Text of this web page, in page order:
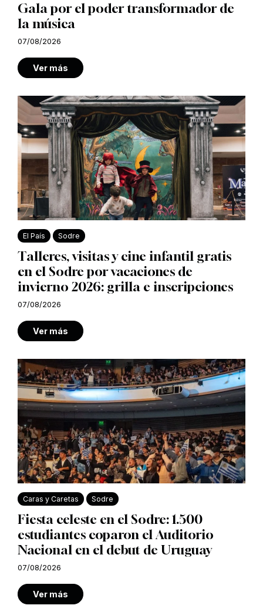
Gala por el poder transformador de
la música
07/08/2026
Ver más
El País Sodre
Talleres, visitas y cine infantil gratis
en el Sodre por vacaciones de
invierno 2026: grilla e inscripciones
07/08/2026
Ver más
Caras y Caretas Sodre
Fiesta celeste en el Sodre: 1.500
estudiantes coparon el Auditorio
Nacional en el debut de Uruguay
07/08/2026
Ver más